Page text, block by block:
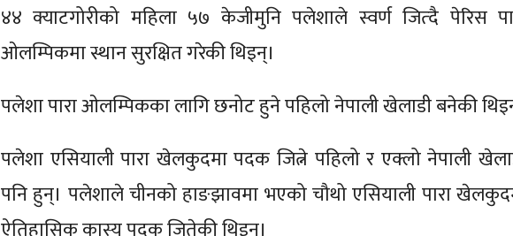
४४ क्याटगोरीको महिला ५७ केजीमुनि पलेशाले स्वर्ण जित्दै पेरिस
ओलम्पिकमा स्थान सुरक्षित गरेकी थिइन्।
पलेशा पारा ओलम्पिकका लागि छनोट हुने पहिलो नेपाली खेलाडी बनेकी
पलेशा एसियाली पारा खेलकुदमा पदक जित्ने पहिलो र एक्लो नेपाली
पनि हुन्। पलेशाले चीनको हाङझावमा भएको चौथो एसियाली पारा